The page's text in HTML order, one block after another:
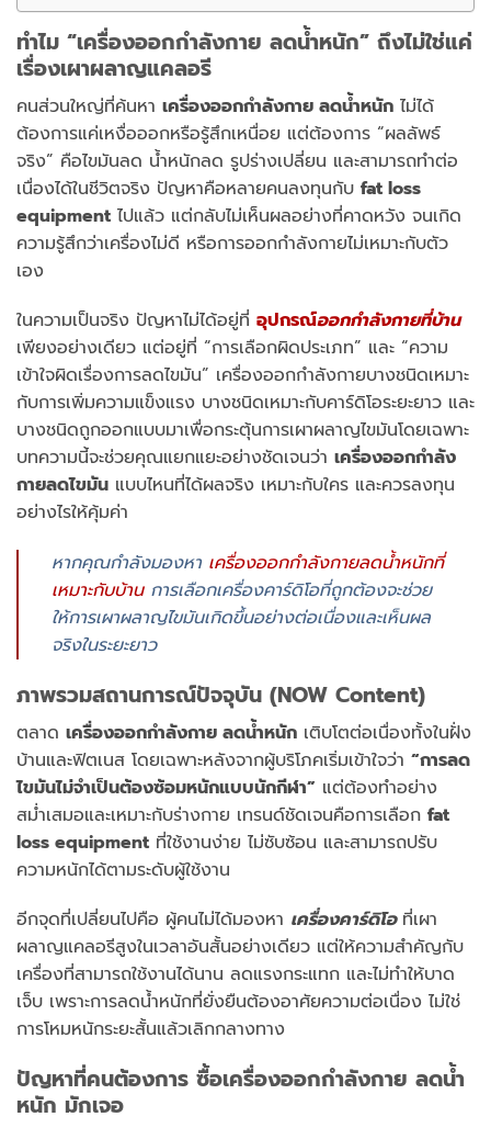
ทำไม “เครื่องออกกำลังกาย ลดน้ำหนัก” ถึงไม่ใช่แค่
เรื่องเผาผลาญแคลอรี
คนส่วนใหญ่ที่ค้นหา เครื่องออกกำลังกาย ลดน้ำหนัก ไม่ได้
ต้องการแค่เหงื่อออกหรือรู้สึกเหนื่อย แต่ต้องการ “ผลลัพธ์
จริง” คือไขมันลด น้ำหนักลด รูปร่างเปลี่ยน และสามารถทำต่อ
เนื่องได้ในชีวิตจริง ปัญหาคือหลายคนลงทุนกับ fat loss
equipment ไปแล้ว แต่กลับไม่เห็นผลอย่างที่คาดหวัง จนเกิด
ความรู้สึกว่าเครื่องไม่ดี หรือการออกกำลังกายไม่เหมาะกับตัว
เอง
ในความเป็นจริง ปัญหาไม่ได้อยู่ที่ อุปกรณ์ออกกำลังกายที่บ้าน
เพียงอย่างเดียว แต่อยู่ที่ “การเลือกผิดประเภท” และ “ความ
เข้าใจผิดเรื่องการลดไขมัน” เครื่องออกกำลังกายบางชนิดเหมาะ
กับการเพิ่มความแข็งแรง บางชนิดเหมาะกับคาร์ดิโอระยะยาว และ
บางชนิดถูกออกแบบมาเพื่อกระตุ้นการเผาผลาญไขมันโดยเฉพาะ
บทความนี้จะช่วยคุณแยกแยะอย่างชัดเจนว่า เครื่องออกกำลัง
กายลดไขมัน แบบไหนที่ได้ผลจริง เหมาะกับใคร และควรลงทุน
อย่างไรให้คุ้มค่า
หากคุณกำลังมองหา เครื่องออกกำลังกายลดน้ำหนักที่
เหมาะกับบ้านการเลือกเครื่องคาร์ดิโอที่ถูกต้องจะช่วย
ให้การเผาผลาญไขมันเกิดขึ้นอย่างต่อเนื่องและเห็นผล
จริงในระยะยาว
ภาพรวมสถานการณ์ปัจจุบัน (NOW Content)
ตลาด เครื่องออกกำลังกาย ลดน้ำหนัก เติบโตต่อเนื่องทั้งในฝั่ง
บ้านและฟิตเนส โดยเฉพาะหลังจากผู้บริโภคเริ่มเข้าใจว่า “การลด
ไขมันไม่จำเป็นต้องซ้อมหนักแบบนักกีฬา” แต่ต้องทำอย่าง
สม่ำเสมอและเหมาะกับร่างกาย เทรนด์ชัดเจนคือการเลือก fat
loss equipment ที่ใช้งานง่าย ไม่ซับซ้อน และสามารถปรับ
ความหนักได้ตามระดับผู้ใช้งาน
อีกจุดที่เปลี่ยนไปคือ ผู้คนไม่ได้มองหา เครื่องคาร์ดิโอ ที่เผา
ผลาญแคลอรีสูงในเวลาอันสั้นอย่างเดียว แต่ให้ความสำคัญกับ
เครื่องที่สามารถใช้งานได้นาน ลดแรงกระแทก และไม่ทำให้บาด
เจ็บ เพราะการลดน้ำหนักที่ยั่งยืนต้องอาศัยความต่อเนื่อง ไม่ใช่
การโหมหนักระยะสั้นแล้วเลิกกลางทาง
ปัญหาที่คนต้องการ ซื้อเครื่องออกกำลังกาย ลดน้ำ
หนัก มักเจอ